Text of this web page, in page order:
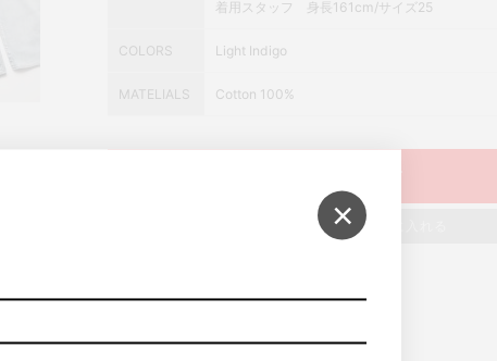
×
着用スタッフ 身長161cm/サイズ25
COLORS Light Indigo
MATELIALS Cotton 100%
ウィッシュリストに入れる